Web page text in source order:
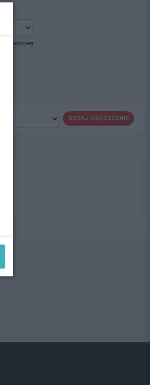
dodatkowe
DODAJ OGŁOSZENIE